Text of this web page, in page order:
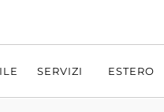
SERVIZI ESTERO